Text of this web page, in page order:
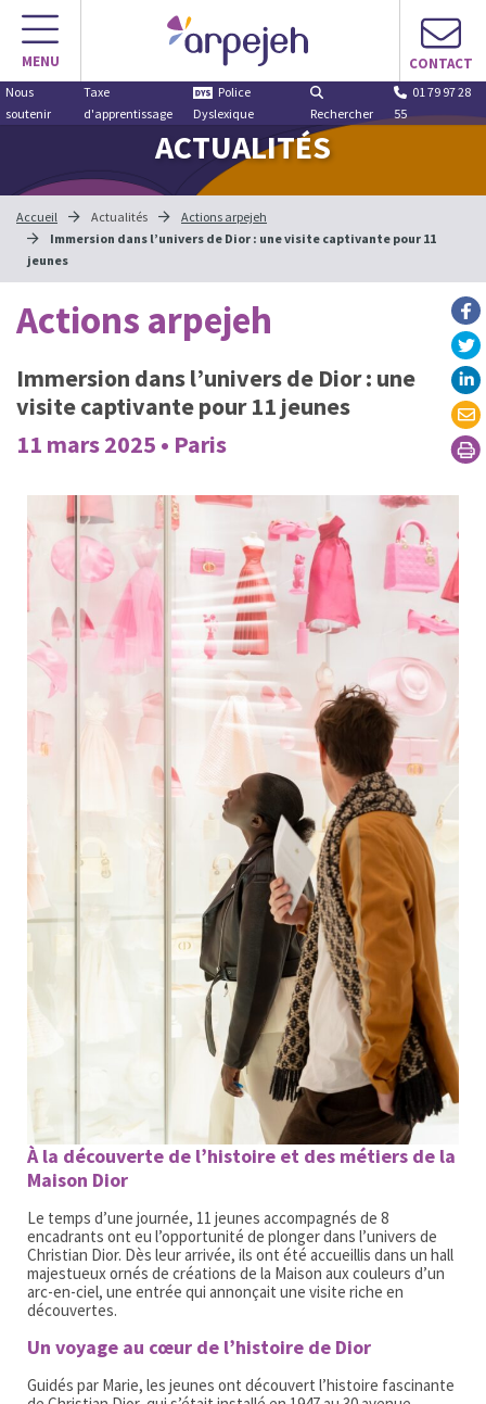
MENU CONTACT
Nous
soutenir
Taxe
d'apprentissage
Police
Dyslexique
Rechercher
01 79 97 28
55
ACTUALITÉS
Accueil Actualités
Actions arpejeh
Immersion dans l’univers de Dior : une visite captivante pour 11
jeunes
Actions arpejeh
Immersion dans l’univers de Dior : une
visite captivante pour 11 jeunes
11 mars 2025 • Paris
À la découverte de l’histoire et des métiers de la
Maison Dior
Le temps d’une journée, 11 jeunes accompagnés de 8
encadrants ont eu l’opportunité de plonger dans l’univers de
Christian Dior. Dès leur arrivée, ils ont été accueillis dans un hall
majestueux ornés de créations de la Maison aux couleurs d’un
arc-en-ciel, une entrée qui annonçait une visite riche en
découvertes.
Un voyage au cœur de l’histoire de Dior
Guidés par Marie, les jeunes ont découvert l’histoire fascinante